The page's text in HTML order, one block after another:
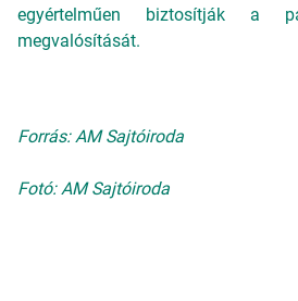
egyértelműen biztosítják a
megvalósítását.
Forrás: AM Sajtóiroda
Fotó: AM Sajtóiroda